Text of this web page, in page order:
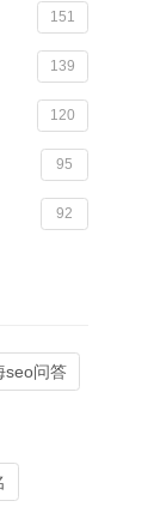
151
139
120
95
92
seo问答